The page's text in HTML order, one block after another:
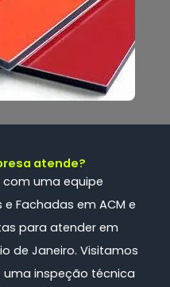
atende?
com uma equipe
e Fachadas em ACM e
para atender em
de Janeiro. Visitamos
inspeção técnica